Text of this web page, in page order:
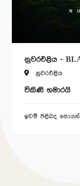
නුවරඑළිය -
නුවරඑළිය
විකිණී හමාරයි
ඉඩම් පිළිබද